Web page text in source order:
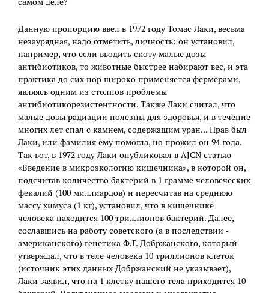
Данную пропорцию ввел в 1972 году Томас Лаки, весьма
незаурядная, надо отметить, личность: он установил,
например, что если вводить скоту малые дозы
антибиотиков, то животные быстрее набирают вес, и эта
практика до сих пор широко применяется фермерами,
являясь одним из столпов проблемы
антибиотикорезистентности. Также Лаки считал, что
малые дозы радиации полезны для здоровья, и в течение
многих лет спал с камнем, содержащим уран... Прав был
Лаки, или фамилия ему помогла, но прожил он 94 года.
Так вот, в 1972 году Лаки опубликовал в AJCN статью
«Введение в микроэкологию кишечника», в которой он,
подсчитав количество бактерий в 1 грамме человеческих
фекалий (100 миллиардов) и пересчитав на среднюю
массу химуса (1 кг), установил, что в кишечнике
человека находится 100 триллионов бактерий. Далее,
сославшись на работу советского (а в последствии -
американского) генетика Ф.Г. Добржанского, который
утверждал, что в теле человека 10 триллионов клеток
(источник этих данных Добржанский не указывает),
Лаки заявил, что на 1 клетку нашего тела приходится 10